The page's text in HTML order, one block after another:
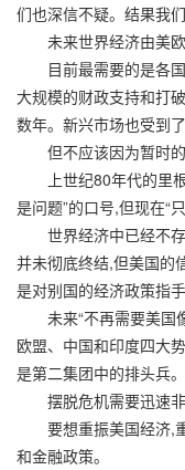
们也深信不疑。结果我们
未来世界经济由美
目前最需要的是各国
大规模的财政支持和打
数年。新兴市场也受到
但不应该因为暂时的
上世纪80年代的里根
是问题”的口号,但现在“
世界经济中已经不存
并未彻底终结,但美国的
是对别国的经济政策指
未来“不再需要美国像
欧盟、中国和印度四大
是第二集团中的排头兵。
摆脱危机需要迅速
要想重振美国经济,重
和金融政策。